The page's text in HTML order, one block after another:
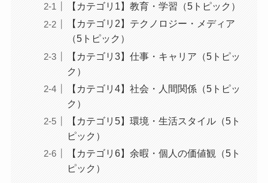
【カテゴリ1】教育・学習（5トピック）
【カテゴリ2】テクノロジー・メディア
（5トピック）
【カテゴリ3】仕事・キャリア（5トピッ
ク）
【カテゴリ4】社会・人間関係（5トピッ
ク）
【カテゴリ5】環境・生活スタイル（5ト
ピック）
【カテゴリ6】余暇・個人の価値観（5ト
ピック）